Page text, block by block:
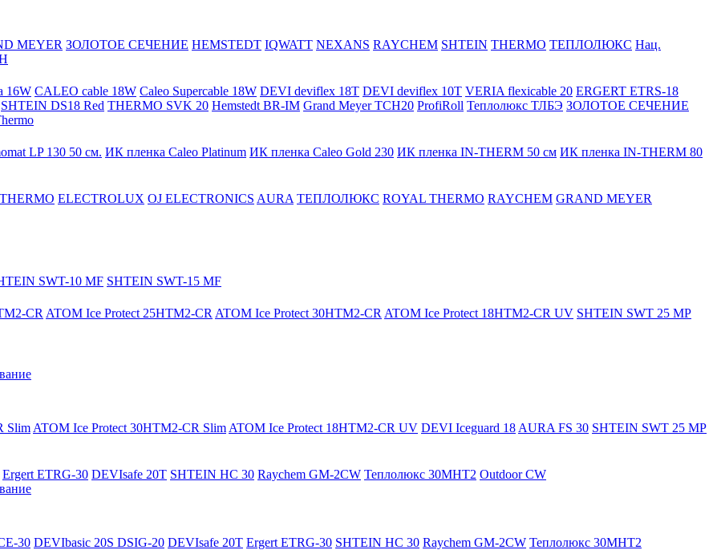
MEYER ЗОЛОТОЕ СЕЧЕНИЕ HEMSTEDT IQWATT NEXANS RAYCHEM SHTEIN THERMO ТЕПЛОЛЮКС Нац.
16W CALEO cable 18W Caleo Supercable 18W DEVI deviflex 18T DEVI deviflex 10T VERIA flexicable 20 ERGERT ETRS-18
SHTEIN DS18 Red THERMO SVK 20 Hemstedt BR-IM Grand Meyer TCH20 ProfiRoll Теплолюкс ТЛБЭ ЗОЛОТОЕ СЕЧЕНИЕ
LP 130 50 cм. ИК пленка Caleo Platinum ИК пленка Caleo Gold 230 ИК пленка IN-THERM 50 см ИК пленка IN-THERM 80
THERMO ELECTROLUX OJ ELECTRONICS AURA ТЕПЛОЛЮКС ROYAL THERMO RAYCHEM GRAND MEYER
SWT-10 MF SHTEIN SWT-15 MF
CR ATOM Ice Protect 25HTM2-CR ATOM Ice Protect 30HTM2-CR ATOM Ice Protect 18HTM2-CR UV SHTEIN SWT 25 MP
Slim ATOM Ice Protect 30HTM2-CR Slim ATOM Ice Protect 18HTM2-CR UV DEVI Iceguard 18 AURA FS 30 SHTEIN SWT 25 MP
Ergert ETRG-30 DEVIsafe 20T SHTEIN HC 30 Raychem GM-2CW Теплолюкс 30МНТ2 Outdoor CW
30 DEVIbasic 20S DSIG-20 DEVIsafe 20T Ergert ETRG-30 SHTEIN HC 30 Raychem GM-2CW Теплолюкс 30МНТ2